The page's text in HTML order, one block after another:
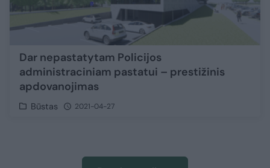
Dar nepastatytam Policijos
administraciniam pastatui – prestižinis
apdovanojimas
Būstas 2021-04-27